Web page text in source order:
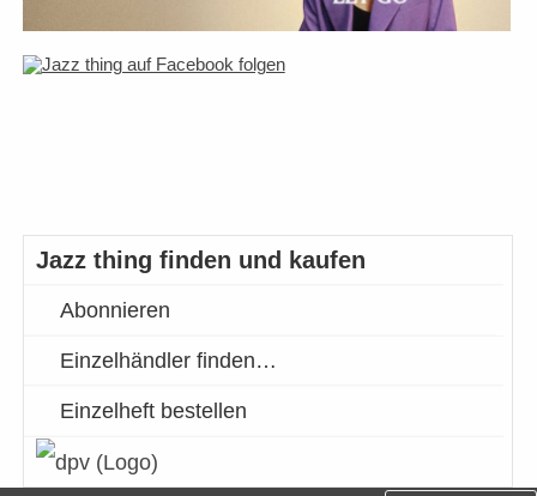
Jazz thing finden und kaufen
Abonnieren
Einzelhändler finden…
Einzelheft bestellen